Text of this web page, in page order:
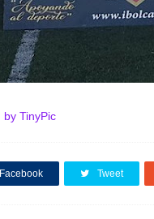
Facebook Tweet